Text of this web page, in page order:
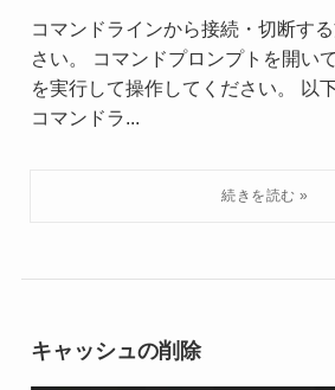
コマンドラインから接続・切断す
さい。 コマンドプロンプトを開い
を実行して操作してください。 以
コマンドラ...
キャッシュの削除